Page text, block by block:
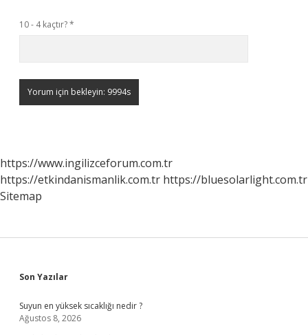
10 - 4 kaçtır?*
https://www.ingilizceforum.com.tr
https://etkindanismanlik.com.tr https://bluesolarlight.com.tr
Sitemap
Sidebar
Son Yazılar
Suyun en yüksek sıcaklığı nedir ?
Ağustos 8, 2026